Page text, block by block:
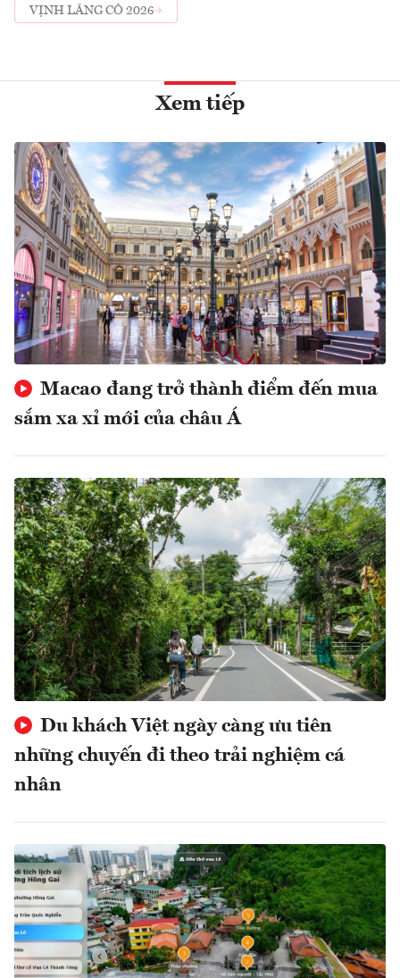
VỊNH LĂNG CÔ 2026
Xem tiếp
Macao đang trở thành điểm đến mua
sắm xa xỉ mới của châu Á
Du khách Việt ngày càng ưu tiên
những chuyến đi theo trải nghiệm cá
nhân